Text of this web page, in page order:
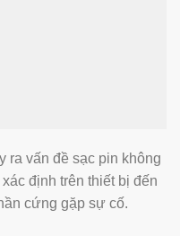
ra vấn đề sạc pin không
định trên thiết bị đến
cứng gặp sự cố.